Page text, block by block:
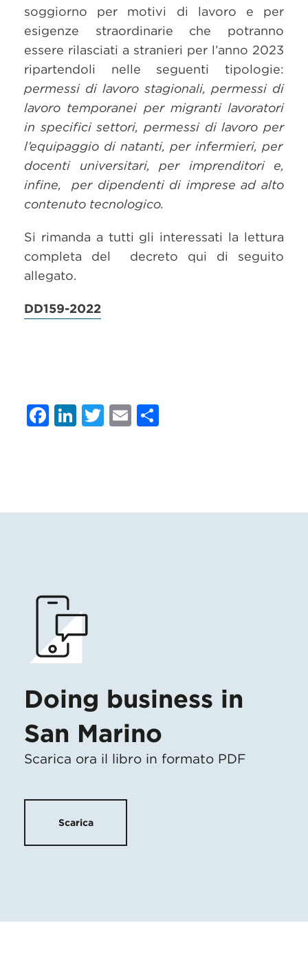
soggiorno per motivi di lavoro e per
esigenze straordinarie che potranno
essere rilasciati a stranieri per l’anno 2023
ripartendoli nelle seguenti tipologie:
permessi di lavoro stagionali, permessi di
lavoro temporanei per migranti lavoratori
in specifici settori, permessi di lavoro per
l’equipaggio di natanti, per infermieri, per
docenti universitari, per imprenditori e,
infine,per dipendenti di imprese ad alto
contenuto tecnologico.
Si rimanda a tutti gli interessati la lettura
completa del decreto qui di seguito
allegato.
DD159-2022
Facebook
LinkedIn
Twitter
Email
Doing business in
San Marino
Scarica ora il libro in formato PDF
Scarica